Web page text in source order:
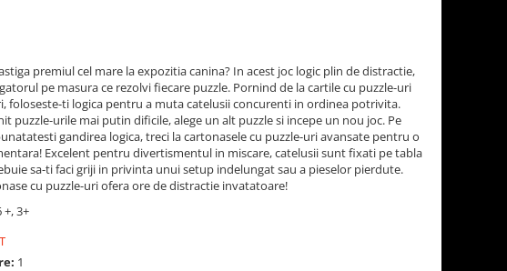
premiul cel mare la expozitia canina? In acest joc logic plin de distractie,
pe masura ce rezolvi fiecare puzzle. Pornind de la cartile cu puzzle-uri
foloseste-ti logica pentru a muta catelusii concurenti in ordinea potrivita.
puzzle-urile mai putin dificile, alege un alt puzzle si incepe un nou joc. Pe
gandirea logica, treci la cartonasele cu puzzle-uri avansate pentru o
Excelent pentru divertismentul in miscare, catelusii sunt fixati pe tabla
sa-ti faci griji in privinta unui setup indelungat sau a pieselor pierdute.
cu puzzle-uri ofera ore de distractie invatatoare!
+, 3+
1